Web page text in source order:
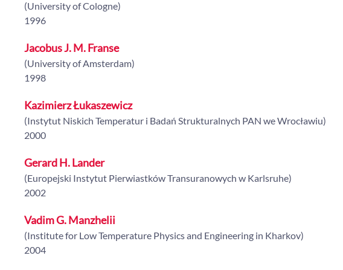
(University of Cologne)
1996
Jacobus J. M. Franse
(University of Amsterdam)
1998
Kazimierz Łukaszewicz
(Instytut Niskich Temperatur i Badań Strukturalnych PAN we Wrocławiu)
2000
Gerard H. Lander
(Europejski Instytut Pierwiastków Transuranowych w Karlsruhe)
2002
Vadim G. Manzhelii
(Institute for Low Temperature Physics and Engineering in Kharkov)
2004